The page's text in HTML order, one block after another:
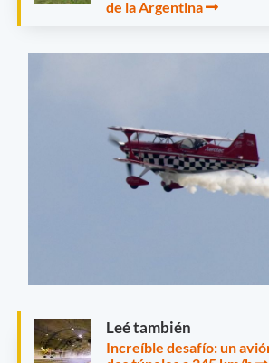
de la Argentina
Leé también
Increíble desafío: un